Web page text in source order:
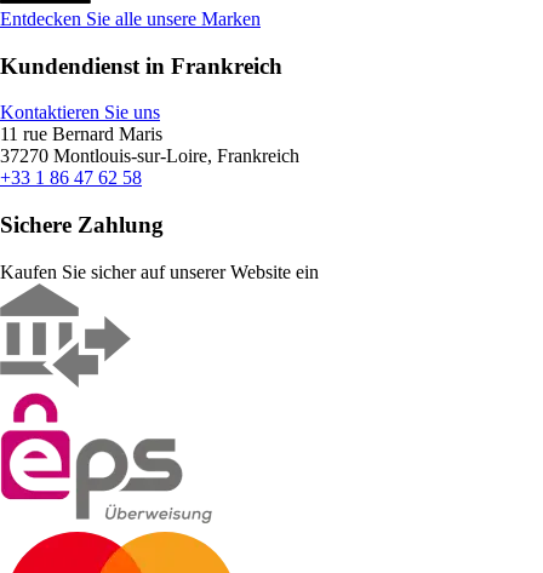
Entdecken Sie alle unsere Marken
Kundendienst in Frankreich
Kontaktieren Sie uns
11 rue Bernard Maris
37270 Montlouis-sur-Loire, Frankreich
+33 1 86 47 62 58
Sichere Zahlung
Kaufen Sie sicher auf unserer Website ein